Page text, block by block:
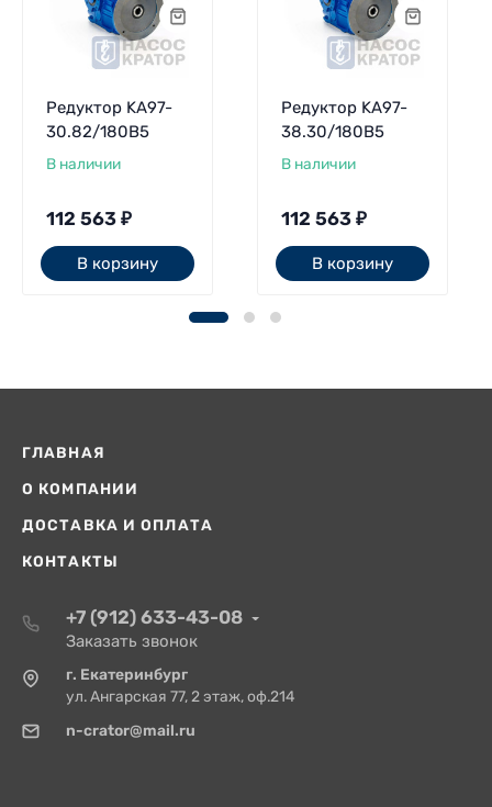
Редуктор KA97-
30.82/180B5
В наличии
112 563 ₽
В корзину
Редуктор KA97-
38.30/180В5
В наличии
112 563 ₽
В корзину
ГЛАВНАЯ
О КОМПАНИИ
ДОСТАВКА И ОПЛАТА
КОНТАКТЫ
+7 (912) 633-43-08
Заказать звонок
г. Екатеринбург
ул. Ангарская 77, 2 этаж, оф.214
n-crator@mail.ru